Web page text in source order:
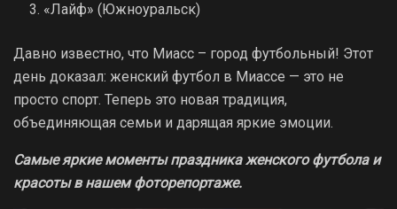
«Лайф» (Южноуральск)
Давно известно, что Миасс – город футбольный! Этот
день доказал: женский футбол в Миассе — это не
просто спорт. Теперь это новая традиция,
объединяющая семьи и дарящая яркие эмоции.
Самые яркие моменты праздника женского футбола и
красоты в нашем фоторепортаже.